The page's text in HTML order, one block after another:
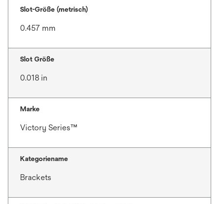
Slot-Größe (metrisch)
0.457 mm
Slot Größe
0.018 in
Marke
Victory Series™
Kategoriename
Brackets